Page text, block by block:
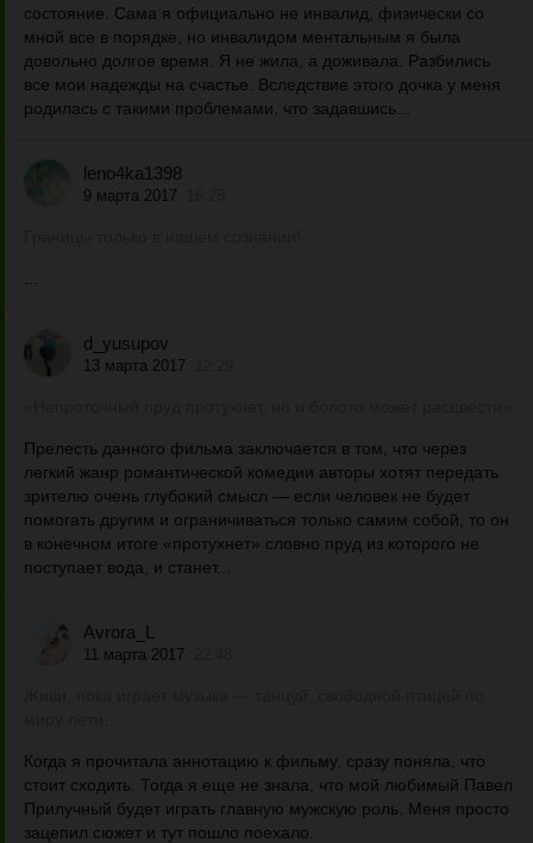
состояние. Сама я официально не инвалид, физически со
мной все в порядке, но инвалидом ментальным я была
довольно долгое время. Я не жила, а доживала. Разбились
все мои надежды на счастье. Вследствие этого дочка у меня
родилась с такими проблемами, что задавшись...
leno4ka1398
9 марта 2017
d_yusupov
13 марта 2017
Прелесть данного фильма заключается в том, что через
легкий жанр романтической комедии авторы хотят передать
зрителю очень глубокий смысл — если человек не будет
помогать другим и ограничиваться только самим собой, то он
в конечном итоге «протухнет» словно пруд из которого не
поступает вода, и станет...
Avrora_L
11 марта 2017
Когда я прочитала аннотацию к фильму, сразу поняла, что
стоит сходить. Тогда я еще не знала, что мой любимый Павел
Прилучный будет играть главную мужскую роль. Меня просто
зацепил сюжет и тут пошло поехало.